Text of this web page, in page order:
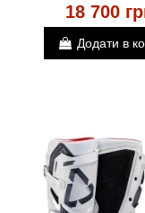
18 700
Додати в